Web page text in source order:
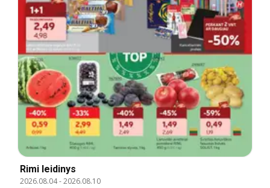
Rimi leidinys
2026.08.04-2026.08.10